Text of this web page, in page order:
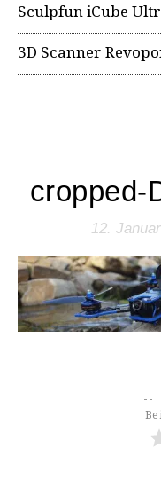
Sculpfun iCube
3D Scanner
cropped-
12.